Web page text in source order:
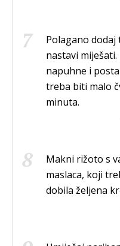
Polagano dodaj
nastavi
napuhne i
treba biti malo
minuta.
Makni rižoto s
maslaca, koji
dobila željena